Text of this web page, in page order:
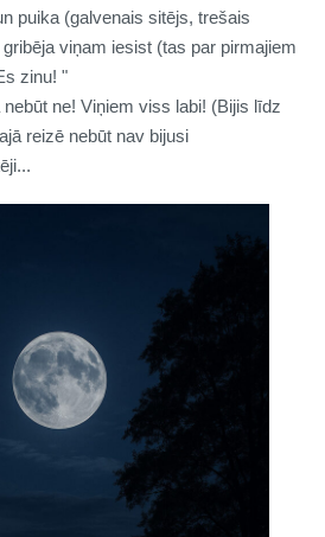
puika (galvenais sitējs, trešais
viņam iesist (tas par pirmajiem
zinu! "
ne! Viņiem viss labi! (Bijis līdz
reizē nebūt nav bijusi